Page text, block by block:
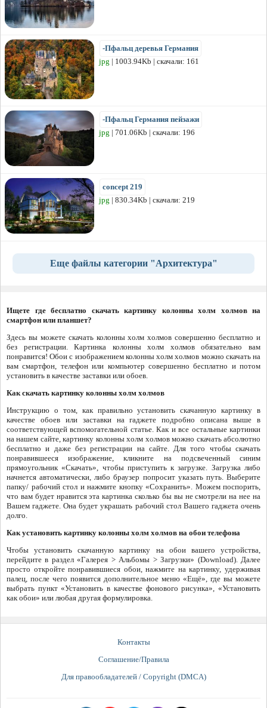
-Пфальц деревья Германия
jpg | 1003.94Kb | скачали: 161
-Пфальц Германия пейзажи
jpg | 701.06Kb | скачали: 196
concept 219
jpg | 830.34Kb | скачали: 219
Еще файлы категории "Архитектура"
Ищете где бесплатно скачать картинку колонны холм холмов на
смартфон или планшет?
Здесь вы можете скачать колонны холм холмов совершенно бесплатно и
без регистрации. Картинка колонны холм холмов обязательно вам
понравится! Обои с изображением колонны холм холмов можно скачать на
вам смартфон, телефон или компьютер совершенно бесплатно и потом
установить в качестве заставки или обоев.
Как скачать картинку колонны холм холмов
Инструкцию о том, как правильно установить скачанную картинку в
качестве обоев или заставки на гаджете подробно описана выше в
соответствующей вспомогательной статье. Как и все остальные картинки
на нашем сайте, картинку колонны холм холмов можно скачать абсолютно
бесплатно и даже без регистрации на сайте. Для того чтобы скачать
понравившееся изображение, кликните на подсвеченный синим
прямоугольник «Скачать», чтобы приступить к загрузке. Загрузка либо
начнется автоматически, либо браузер попросит указать путь. Выберите
папку/ рабочий стол и нажмите кнопку «Сохранить». Можем поспорить,
что вам будет нравится эта картинка сколько бы вы не смотрели на нее на
Вашем гаджете. Она будет украшать рабочий стол Вашего гаджета очень
долго.
Как установить картинку колонны холм холмов на обои телефона
Чтобы установить скачанную картинку на обои вашего устройства,
перейдите в раздел «Галерея > Альбомы > Загрузки» (Download). Далее
просто откройте понравившиеся обои, нажмите на картинку, удерживая
палец, после чего появится дополнительное меню «Ещё», где вы можете
выбрать пункт «Установить в качестве фонового рисунка», «Установить
как обои» или любая другая формулировка.
Контакты
Соглашение/Правила
Для правообладателей / Copyright (DMCA)